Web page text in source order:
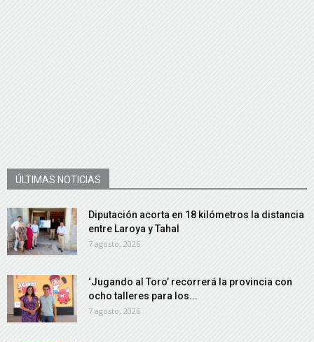
ÚLTIMAS NOTICIAS
Diputación acorta en 18 kilómetros la distancia
entre Laroya y Tahal
7 agosto, 2026
‘Jugando al Toro’ recorrerá la provincia con
ocho talleres para los...
7 agosto, 2026